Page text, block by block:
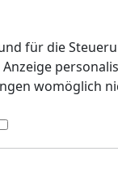
für die
womöglich